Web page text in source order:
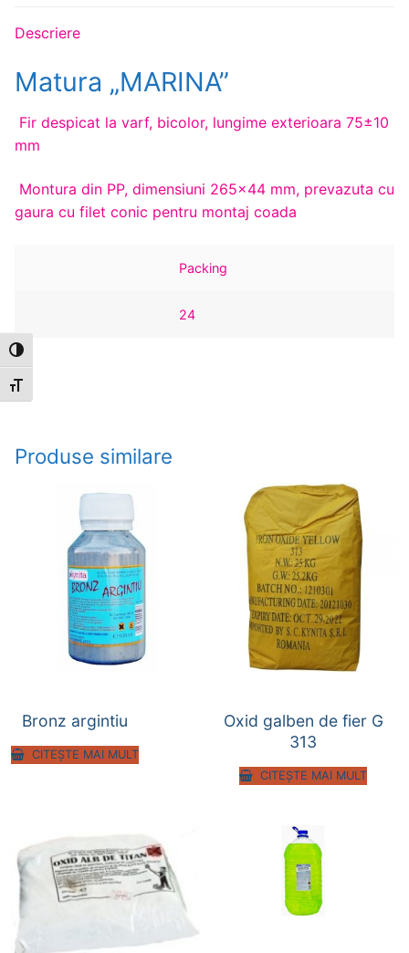
Toggle High Contrast
Toggle Font size
Descriere
Matura „MARINA”
Fir despicat la varf, bicolor, lungime exterioara 75±10
mm
Montura din PP, dimensiuni 265×44 mm, prevazuta cu
gaura cu filet conic pentru montaj coada
Packing
24
Produse similare
Bronz argintiu
CITEȘTE MAI MULT
Oxid galben de fier G
313
CITEȘTE MAI MULT